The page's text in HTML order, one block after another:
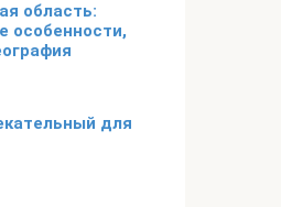
область:
особенности,
для